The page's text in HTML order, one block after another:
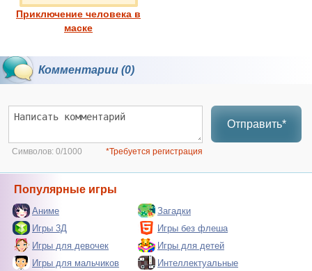
Приключение человека в
маске
Комментарии (0)
Отправить*
Символов: 0/1000 *Требуется регистрация
Популярные игры
Аниме
Загадки
Игры 3Д
Игры без флеша
Игры для девочек
Игры для детей
Игры для мальчиков
Интеллектуальные